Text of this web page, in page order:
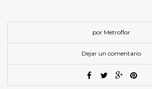
por Metroflor
Dejar un comentario